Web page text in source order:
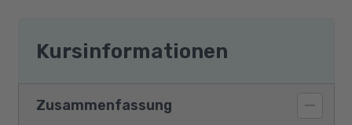
Kursinformationen
Zusammenfassung